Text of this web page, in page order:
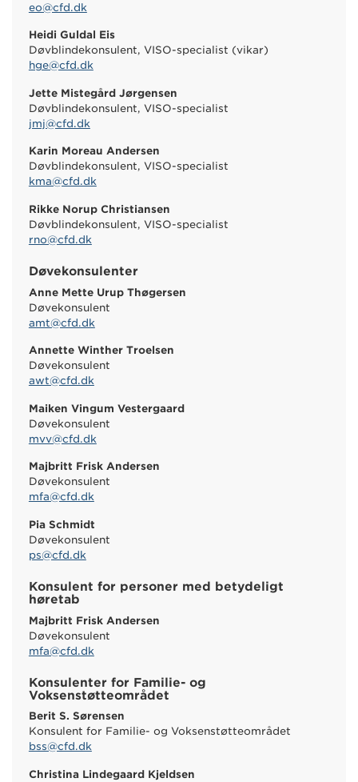
eo@cfd.dk
Heidi Guldal Eis
Døvblindekonsulent, VISO-specialist (vikar)
hge@cfd.dk
Jette Mistegård Jørgensen
Døvblindekonsulent, VISO-specialist
jmj@cfd.dk
Karin Moreau Andersen
Døvblindekonsulent, VISO-specialist
kma@cfd.dk
Rikke Norup Christiansen
Døvblindekonsulent, VISO-specialist
rno@cfd.dk
Døvekonsulenter
Anne Mette Urup Thøgersen
Døvekonsulent
amt@cfd.dk
Annette Winther Troelsen
Døvekonsulent
awt@cfd.dk
Maiken Vingum Vestergaard
Døvekonsulent
mvv@cfd.dk
Majbritt Frisk Andersen
Døvekonsulent
mfa@cfd.dk
Pia Schmidt
Døvekonsulent
ps@cfd.dk
Konsulent for personer med betydeligt
høretab
Majbritt Frisk Andersen
Døvekonsulent
mfa@cfd.dk
Konsulenter for Familie- og
Voksenstøtteområdet
Berit S. Sørensen
Konsulent for Familie- og Voksenstøtteområdet
bss@cfd.dk
Christina Lindegaard Kjeldsen